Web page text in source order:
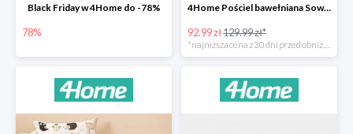
Black Friday w 4Home do -78%
78%
4Home Pościel bawełniana Sowy -28%
92.99 zł129.99 zł*